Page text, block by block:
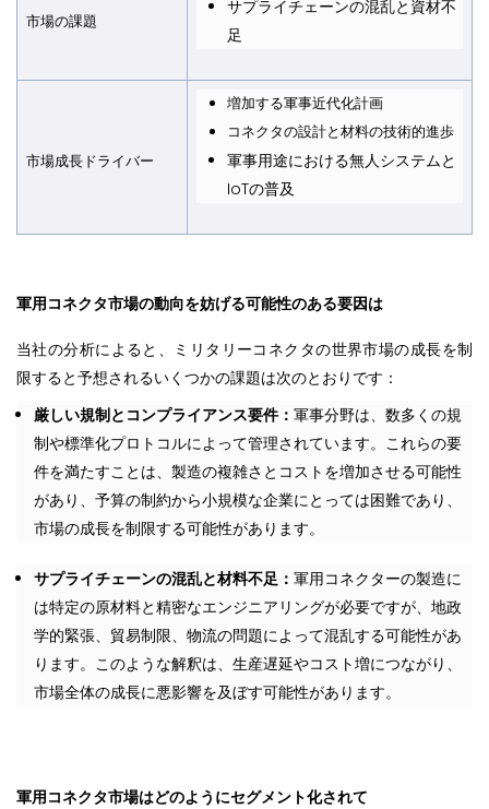
市場の課題
サプライチェーンの混乱と資材不
足
市場成長ドライバー
増加する軍事近代化計画
コネクタの設計と材料の技術的進歩
軍事用途における無人システムと
IoTの普及
軍用コネクタ市場の動向を妨げる可能性のある要因は
当社の分析によると、ミリタリーコネクタの世界市場の成長を制
限すると予想されるいくつかの課題は次のとおりです：
厳しい規制とコンプライアンス要件： 軍事分野は、数多くの規
制や標準化プロトコルによって管理されています。これらの要
件を満たすことは、製造の複雑さとコストを増加させる可能性
があり、予算の制約から小規模な企業にとっては困難であり、
市場の成長を制限する可能性があります。
サプライチェーンの混乱と材料不足： 軍用コネクターの製造に
は特定の原材料と精密なエンジニアリングが必要ですが、地政
学的緊張、貿易制限、物流の問題によって混乱する可能性があ
ります。このような解釈は、生産遅延やコスト増につながり、
市場全体の成長に悪影響を及ぼす可能性があります。
軍用コネクタ市場はどのようにセグメント化されて